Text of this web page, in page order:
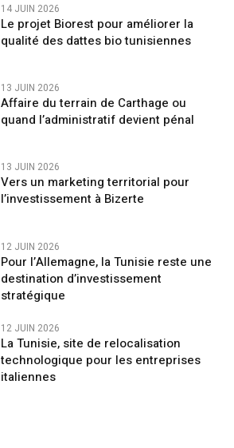
14 JUIN 2026
Le projet Biorest pour améliorer la
qualité des dattes bio tunisiennes
13 JUIN 2026
Affaire du terrain de Carthage ou
quand l’administratif devient pénal
13 JUIN 2026
Vers un marketing territorial pour
l’investissement à Bizerte
12 JUIN 2026
Pour l’Allemagne, la Tunisie reste une
destination d’investissement
stratégique
12 JUIN 2026
La Tunisie, site de relocalisation
technologique pour les entreprises
italiennes